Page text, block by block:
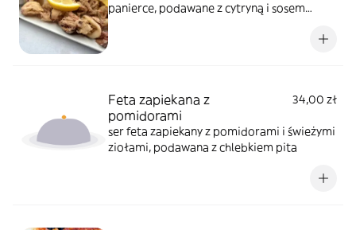
panierce, podawane z cytryną i sosem
Feta zapiekana z
pomidorami
34,00 zł
ser feta zapiekany z pomidorami i świeżymi
ziołami, podawana z chlebkiem pita